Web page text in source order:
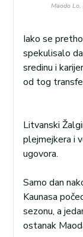
Maodo
Iako se
spekulisalo
sredinu i
od tog
Litvanski
plejmejkera i
ugovora.
Samo dan
Kaunasa
sezonu, a
ostanak